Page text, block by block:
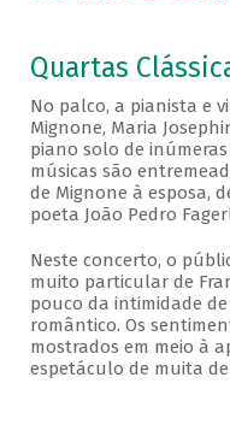
Quartas
No palco, a pianista e
Mignone, Maria
piano solo de
músicas são
de Mignone à esposa,
poeta João Pedro
Neste concerto, o
muito particular de
pouco da intimidade
romântico. Os
mostrados em meio à
espetáculo de muita